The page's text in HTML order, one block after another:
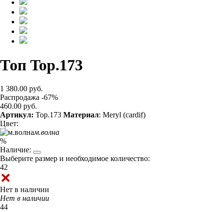
Топ Top.173
1 380.00 руб.
Распродажа -67%
460.00 руб.
Артикул: Top.173 Материал: Meryl (cardif)
Цвет:
м.волна
%
Наличие:
Выберите размер и необходимое количество:
42
Нет в наличии
Нет в наличии
44